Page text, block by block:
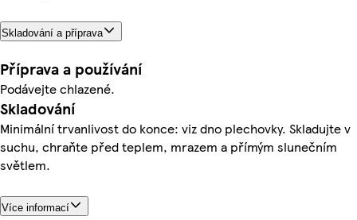
Skladování a příprava
Příprava a používání
Podávejte chlazené.
Skladování
Minimální trvanlivost do konce: viz dno plechovky. Skladujte v
suchu, chraňte před teplem, mrazem a přímým slunečním
světlem.
Více informací